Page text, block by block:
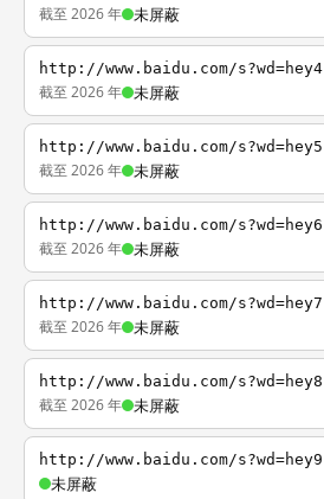
截至 2026 年 未屏蔽
http://www.baidu.com/s?wd=hey4
截至 2026 年 未屏蔽
http://www.baidu.com/s?wd=hey5
截至 2026 年 未屏蔽
http://www.baidu.com/s?wd=hey6
截至 2026 年 未屏蔽
http://www.baidu.com/s?wd=hey7
截至 2026 年 未屏蔽
http://www.baidu.com/s?wd=hey8
截至 2026 年 未屏蔽
http://www.baidu.com/s?wd=hey9
未屏蔽